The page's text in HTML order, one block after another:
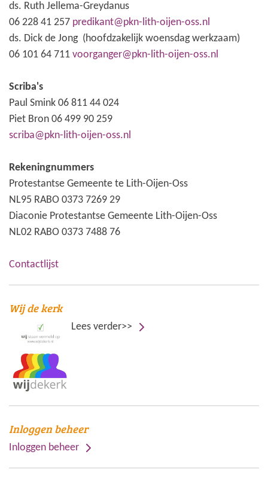
ds. Ruth Jellema-Greydanus
06 228 41 257 predikant@pkn-lith-oijen-oss.nl
ds. Dick de Jong (hoofdzakelijk woensdag werkzaam)
06 101 64 711 voorganger@pkn-lith-oijen-oss.nl
Scriba's
Paul Smink 06 811 44 024
Piet Bron 06 499 90 259
scriba@pkn-lith-oijen-oss.nl
Rekeningnummers
Protestantse Gemeente te Lith-Oijen-Oss
NL95 RABO 0373 7269 29
Diaconie Protestantse Gemeente Lith-Oijen-Oss
NL02 RABO 0373 7488 76
Contactlijst
Wij de kerk
Lees verder>>
Inloggen beheer
Inloggen beheer